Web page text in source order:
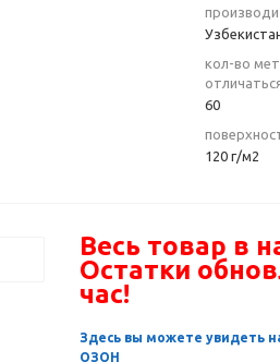
кол-во
60
120 г/м2
Весь товар в
Остатки
час!
Здесь вы можете увидеть
ОЗОН